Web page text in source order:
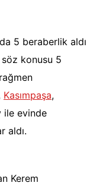
5 beraberlik aldı
konusu 5
Kasımpaşa,
ile evinde
aldı.
Kerem